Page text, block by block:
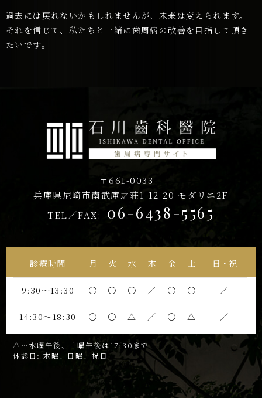
過去には戻れないかもしれませんが、未来は変えられます。
それを信じて、私たちと一緒に歯周病の改善を目指して頂き
たいです。
〒661-0033
兵庫県尼崎市南武庫之荘1-12-20 モダリエ2F
TEL／FAX:
06-6438-5565
診療時間 月 火 水 木 金 土 日・祝
9:30〜13:30 〇 〇 〇 ／ 〇 〇 ／
14:30〜18:30 〇 〇 △ ／ 〇 △ ／
△…水曜午後、土曜午後は17:30まで
休診日: 木曜、日曜、祝日